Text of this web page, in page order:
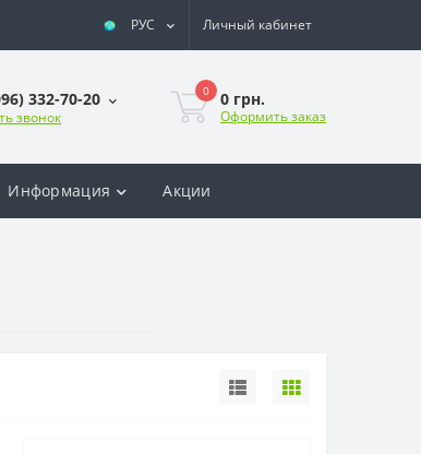
РУС Личный кабинет
332-70-20
звонок
0 0 грн.
Оформить заказ
Информация Акции